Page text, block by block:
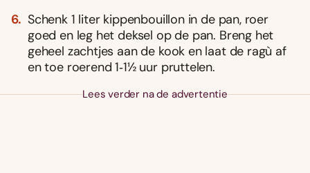
Schenk 1 liter kippenbouillon in de pan, roer
goed en leg het deksel op de pan. Breng het
geheel zachtjes aan de kook en laat de ragù af
en toe roerend 1‑1½ uur pruttelen.
Lees verder na de advertentie